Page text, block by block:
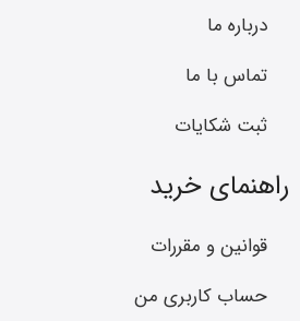
درباره ما
تماس با ما
ثبت شکایات
راهنمای خرید
قوانین و مقررات
حساب کاربری من